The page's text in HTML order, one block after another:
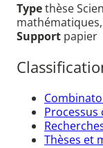
Typethèse
Support papier
Processus
Thèses et